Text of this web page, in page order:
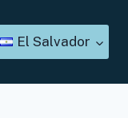
El Salvador